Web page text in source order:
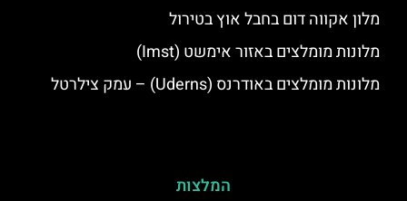
מלון אקווה דום בחבל אוץ בטירול
מלונות מומלצים באזור אימשט (Imst)
מלונות מומלצים באודרנס (Uderns) – עמק צילרטל
המלצות